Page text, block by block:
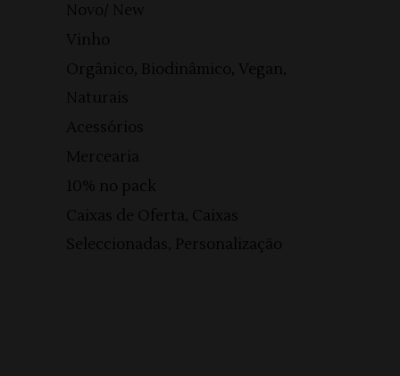
Novo/ New
Vinho
Orgânico, Biodinâmico, Vegan,
Naturais
Acessórios
Mercearia
10% no pack
Caixas de Oferta, Caixas
Seleccionadas, Personalização